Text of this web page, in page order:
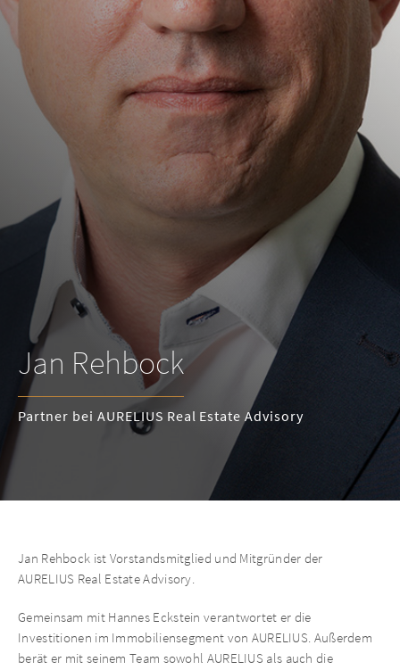
Jan Rehbock
Partner bei AURELIUS Real Estate Advisory
Jan Rehbock ist Vorstandsmitglied und Mitgründer der
AURELIUS Real Estate Advisory.
Gemeinsam mit Hannes Eckstein verantwortet er die
Investitionen im Immobiliensegment von AURELIUS. Außerdem
berät er mit seinem Team sowohl AURELIUS als auch die